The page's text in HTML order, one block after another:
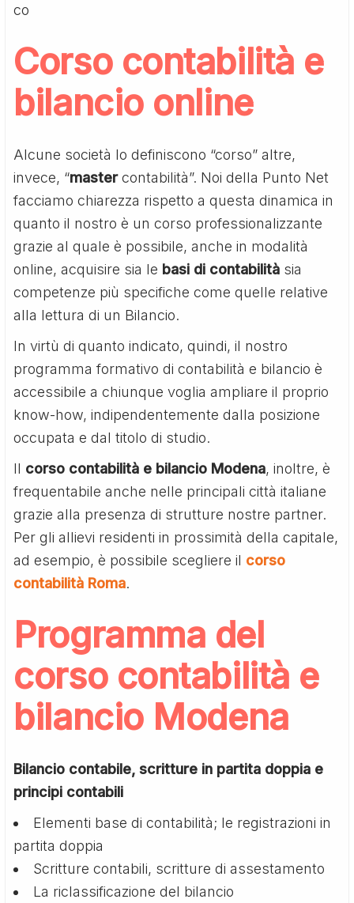
co
Corso contabilità e
bilancio online
Alcune società lo definiscono “corso” altre,
invece, “mastercontabilità”. Noi della Punto Net
facciamo chiarezza rispetto a questa dinamica in
quanto il nostro è un corso professionalizzante
grazie al quale è possibile, anche in modalità
online, acquisire sia le basi di contabilità sia
competenze più specifiche come quelle relative
alla lettura di un Bilancio.
In virtù di quanto indicato, quindi, il nostro
programma formativo di contabilità e bilancio è
accessibile a chiunque voglia ampliare il proprio
know-how, indipendentemente dalla posizione
occupata e dal titolo di studio.
Il corso contabilità e bilancio Modena, inoltre, è
frequentabile anche nelle principali città italiane
grazie alla presenza di strutture nostre partner.
Per gli allievi residenti in prossimità della capitale,
ad esempio, è possibile scegliere il corso
contabilità Roma.
Programma del
corso contabilità e
bilancio Modena
Bilancio contabile, scritture in partita doppia e
principi contabili
Elementi base di contabilità; le registrazioni in
partita doppia
Scritture contabili, scritture di assestamento
La riclassificazione del bilancio